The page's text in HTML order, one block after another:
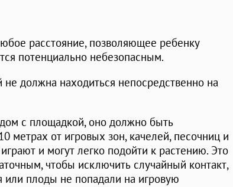
расстояние, позволяющее ребенку
потенциально небезопасным.
должна находиться непосредственно на
с площадкой, оно должно быть
метрах от игровых зон, качелей, песочниц и
и могут легко подойти к растению. Это
чтобы исключить случайный контакт,
или плоды не попадали на игровую